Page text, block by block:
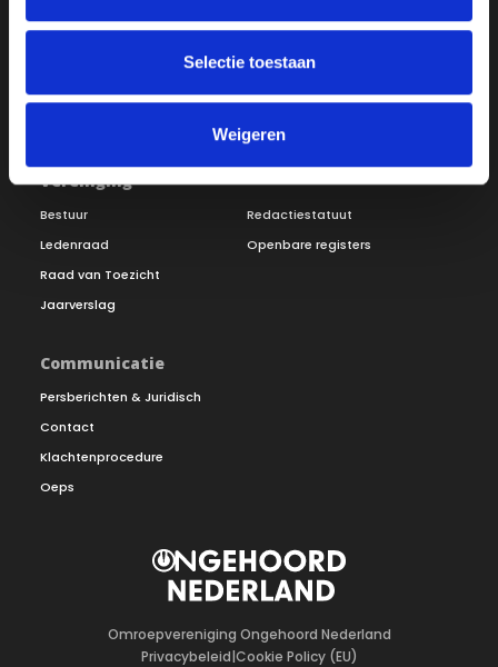
Selectie toestaan
Weigeren
Onze missie
Inloggen
Steunbetuigingen
Vacatures
Vereniging
Bestuur
Ledenraad
Raad van Toezicht
Jaarverslag
Redactiestatuut
Openbare registers
Communicatie
Persberichten & Juridisch
Contact
Klachtenprocedure
Oeps
Omroepvereniging Ongehoord Nederland
Privacybeleid|Cookie Policy (EU)